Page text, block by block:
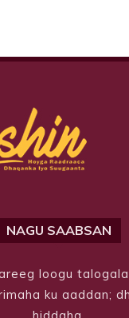
NAGU SAABSAN
loogu
ku aaddan;